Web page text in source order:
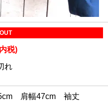
税)
れ
肩幅47cm 袖丈